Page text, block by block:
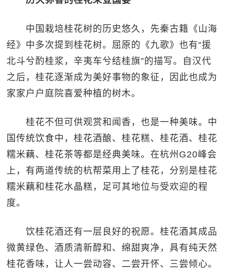
中国栽培桂花树的历史悠久，先秦古籍《山海
经》中多次提到桂花树。屈原的《九歌》也有“援
北斗兮酌桂浆，辛夷车兮结桂旗”的描写。自汉代
之后，桂花逐渐成为美好事物的象征，因此也成为
家家户户庭院喜爱种植的树木。
桂花不但可供观赏和闻香，也是一种美味。中
国传统饮食中，桂花酒酿、桂花糕、桂花酒、桂花
糯米藕、桂花茶等都是经典美味。在杭州G20峰会
上，有两道传统的杭帮菜用上了桂花，分别是桂花
糯米藕和桂花水晶糕，足可其地位与受欢迎的程
度。
饮桂花酒还有一层良好的祝愿。桂花酒其成品
微黄绿色、酒质清新醇和、绵甜爽净，具有纯天然
桂花香味，让人一尝动容、二尝开怀、三尝倾心。